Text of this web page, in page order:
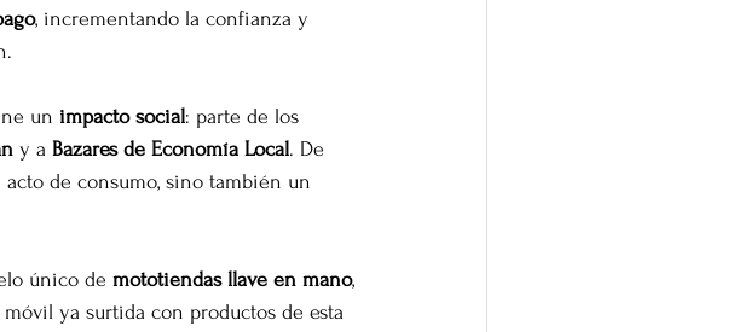
, incrementando la confianza y
un impacto social: parte de los
y a Bazares de Economía Local. De
de consumo, sino también un
único de mototiendas llave en mano,
ya surtida con productos de esta